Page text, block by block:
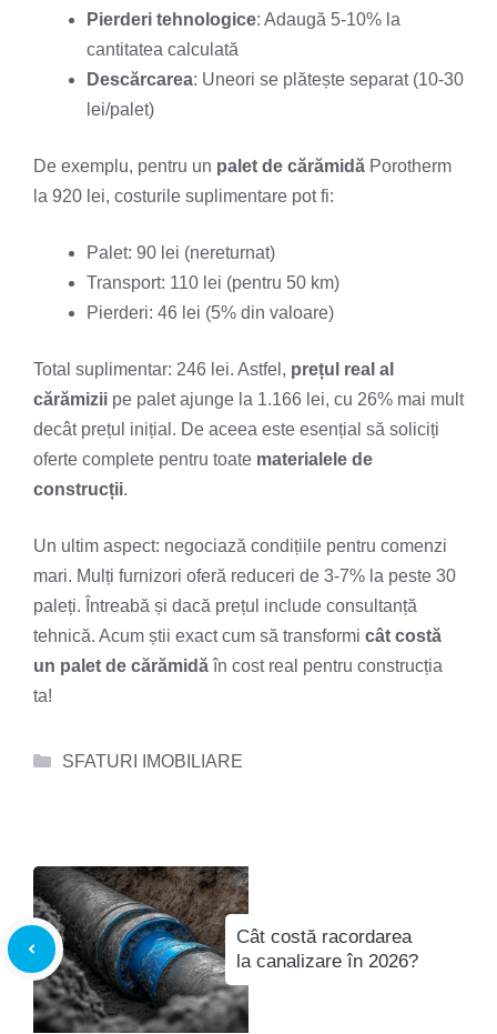
Pierderi tehnologice: Adaugă 5-10% la
cantitatea calculată
Descărcarea: Uneori se plătește separat (10-30
lei/palet)
De exemplu, pentru un palet de cărămidă Porotherm
la 920 lei, costurile suplimentare pot fi:
Palet: 90 lei (nereturnat)
Transport: 110 lei (pentru 50 km)
Pierderi: 46 lei (5% din valoare)
Total suplimentar: 246 lei. Astfel, prețul real al
cărămizii pe palet ajunge la 1.166 lei, cu 26% mai mult
decât prețul inițial. De aceea este esențial să soliciți
oferte complete pentru toate materialele de
construcții.
Un ultim aspect: negociază condițiile pentru comenzi
mari. Mulți furnizori oferă reduceri de 3-7% la peste 30
paleți. Întreabă și dacă prețul include consultanță
tehnică. Acum știi exact cum să transformi cât costă
un palet de cărămidăîn cost real pentru construcția
ta!
Categorii
SFATURI IMOBILIARE
Cât costă racordarea
la canalizare în 2026?